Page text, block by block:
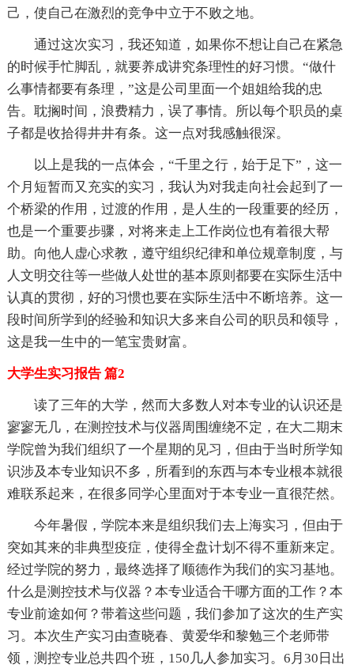
己，使自己在激烈的竞争中立于不败之地。
通过这次实习，我还知道，如果你不想让自己在紧急
的时候手忙脚乱，就要养成讲究条理性的好习惯。“做什
么事情都要有条理，”这是公司里面一个姐姐给我的忠
告。耽搁时间，浪费精力，误了事情。所以每个职员的桌
子都是收拾得井井有条。这一点对我感触很深。
以上是我的一点体会，“千里之行，始于足下”，这一
个月短暂而又充实的实习，我认为对我走向社会起到了一
个桥梁的作用，过渡的作用，是人生的一段重要的经历，
也是一个重要步骤，对将来走上工作岗位也有着很大帮
助。向他人虚心求教，遵守组织纪律和单位规章制度，与
人文明交往等一些做人处世的基本原则都要在实际生活中
认真的贯彻，好的习惯也要在实际生活中不断培养。这一
段时间所学到的经验和知识大多来自公司的职员和领导，
这是我一生中的一笔宝贵财富。
大学生实习报告 篇2
读了三年的大学，然而大多数人对本专业的认识还是
寥寥无几，在测控技术与仪器周围缠绕不定，在大二期末
学院曾为我们组织了一个星期的见习，但由于当时所学知
识涉及本专业知识不多，所看到的东西与本专业根本就很
难联系起来，在很多同学心里面对于本专业一直很茫然。
今年暑假，学院本来是组织我们去上海实习，但由于
突如其来的非典型疫症，使得全盘计划不得不重新来定。
经过学院的努力，最终选择了顺德作为我们的实习基地。
什么是测控技术与仪器？本专业适合干哪方面的工作？本
专业前途如何？带着这些问题，我们参加了这次的生产实
习。本次生产实习由查晓春、黄爱华和黎勉三个老师带
领，测控专业总共四个班，150几人参加实习。6月30日出